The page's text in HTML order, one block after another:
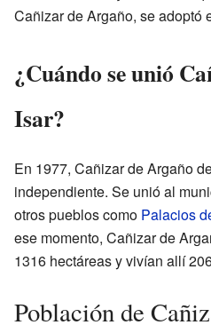
Cañizar de Argaño, se adoptó
¿Cuándo se unió
Isar?
En 1977, Cañizar de Argaño
independiente. Se unió al
otros pueblos como Palacios
ese momento, Cañizar de
1316 hectáreas y vivían allí
Población de